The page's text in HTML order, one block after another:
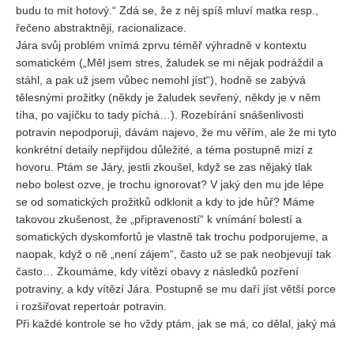
budu to mít hotový.“ Zdá se, že z něj spíš mluví matka resp.,
řečeno abstraktněji, racionalizace.
Jára svůj problém vnímá zprvu téměř výhradně v kontextu
somatickém („Měl jsem stres, žaludek se mi nějak podráždil a
stáhl, a pak už jsem vůbec nemohl jíst“), hodně se zabývá
tělesnými prožitky (někdy je žaludek sevřený, někdy je v něm
tíha, po vajíčku to tady píchá…). Rozebírání snášenlivosti
potravin nepodporuji, dávám najevo, že mu věřím, ale že mi tyto
konkrétní detaily nepřijdou důležité, a téma postupně mizí z
hovoru. Ptám se Járy, jestli zkoušel, když se zas nějaký tlak
nebo bolest ozve, je trochu ignorovat? V jaký den mu jde lépe
se od somatických prožitků odklonit a kdy to jde hůř? Máme
takovou zkušenost, že „připraveností“ k vnímání bolestí a
somatických dyskomfortů je vlastně tak trochu podporujeme, a
naopak, když o ně „není zájem“, často už se pak neobjevují tak
často… Zkoumáme, kdy vítězí obavy z následků pozření
potraviny, a kdy vítězí Jára. Postupně se mu daří jíst větší porce
i rozšiřovat repertoár potravin.
Při každé kontrole se ho vždy ptám, jak se má, co dělal, jaký má